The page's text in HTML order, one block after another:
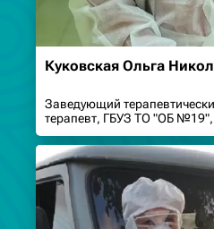
Куковская Ольга
Заведующий
терапевт, ГБУЗ ТО "ОБ